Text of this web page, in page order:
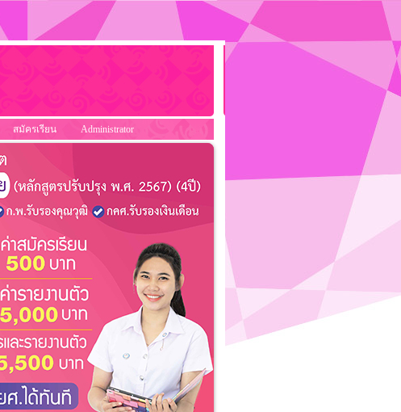
สมัครเรียน Administrator